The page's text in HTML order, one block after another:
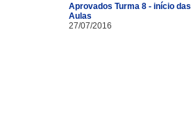
Aprovados Turma 8 - início das
Aulas
27/07/2016